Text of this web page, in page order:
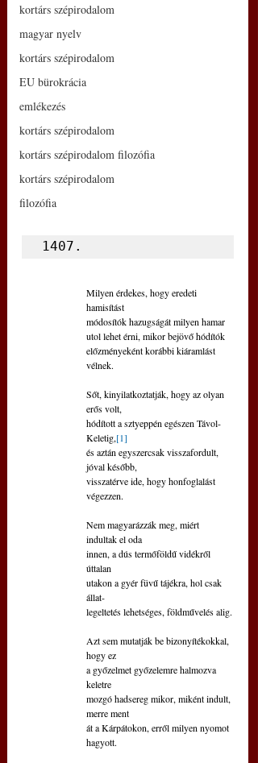
kortárs szépirodalom
magyar nyelv
kortárs szépirodalom
EU bürokrácia
emlékezés
kortárs szépirodalom
kortárs szépirodalom filozófia
kortárs szépirodalom
filozófia
1407.
Milyen érdekes, hogy eredeti
hamisítást
módosítók hazugságát milyen hamar
utol lehet érni, mikor bejövő hódítók
előzményeként korábbi kiáramlást
vélnek.
Sőt, kinyilatkoztatják, hogy az olyan
erős volt,
hódított a sztyeppén egészen Távol-
Keletig,[1]
és aztán egyszercsak visszafordult,
jóval később,
visszatérve ide, hogy honfoglalást
végezzen.
Nem magyarázzák meg, miért
indultak el oda
innen, a dús termőföldű vidékről
úttalan
utakon a gyér füvű tájékra, hol csak
állat-
legeltetés lehetséges, földművelés alig.
Azt sem mutatják be bizonyítékokkal,
hogy ez
a győzelmet győzelemre halmozva
keletre
mozgó hadsereg mikor, miként indult,
merre ment
át a Kárpátokon, erről milyen nyomot
hagyott.